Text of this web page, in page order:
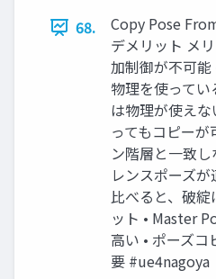
68.
Copy Pose
デメリット メ
加制御が不可能
物理を使って
は物理が使え
ってもコピーが
ン階層と一致
レンスポーズ
比べると、破綻
ット • Master
高い • ポーズ
要 #ue4nagoya